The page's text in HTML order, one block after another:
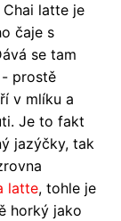
latte je
čaje s
se tam
- prostě
v mlíku a
Je to fakt
jazýčky, tak
latte, tohle je
horký jako